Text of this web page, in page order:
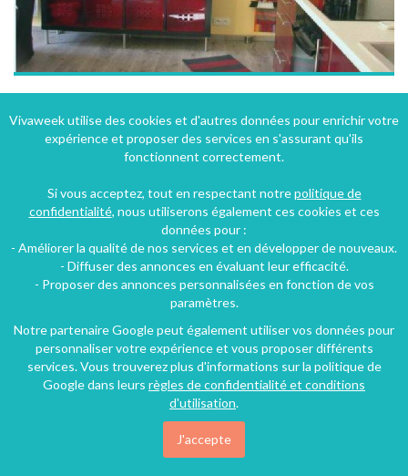
Appartement de 35 m² à Arles-sur-Tech (Pyrénées-orientales), Barry D'Amunt
Arles-sur-Tech (22 km), Pyrénées-Orientales, Languedoc-Roussillon, Occitanie, France
70€/nuit
Vivaweek utilise des cookies et d'autres données pour enrichir votre
expérience et proposer des services en s'assurant qu'ils
fonctionnent correctement.
Si vous acceptez, tout en respectant notrepolitique de
confidentialité, nous utiliserons également ces cookies et ces
données pour :
- Améliorer la qualité de nos services et en développer de nouveaux.
- Diffuser des annonces en évaluant leur efficacité.
- Proposer des annonces personnalisées en fonction de vos
paramètres.
Notre partenaire Google peut également utiliser vos données pour
personnaliser votre expérience et vous proposer différents
services. Vous trouverez plus d'informations sur la politique de
Google dans leurs règles de confidentialité et conditions
d'utilisation.
J'accepte